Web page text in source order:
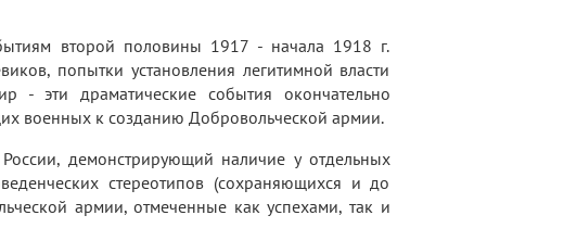
второй половины 1917 - начала 1918 г.
попытки установления легитимной власти
- эти драматические события окончательно
военных к созданию Добровольческой армии.
демонстрирующий наличие у отдельных
стереотипов (сохраняющихся и до
армии, отмеченные как успехами, так и